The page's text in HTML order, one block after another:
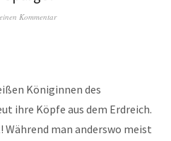
Kommentar
Königinnen des
ihre Köpfe aus dem Erdreich.
Während man anderswo meist